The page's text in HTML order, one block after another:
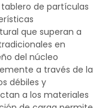
de partículas
que superan a
en
del núcleo
a través de la
débiles y
a los materiales